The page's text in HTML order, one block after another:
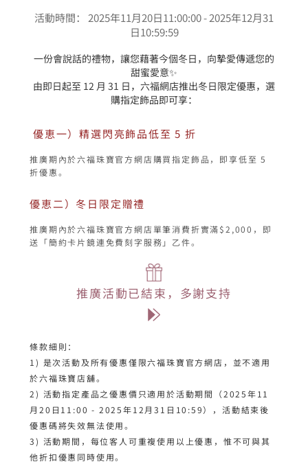
活動時間： 2025年11月20日11:00:00 - 2025年12月31
日10:59:59
一份會說話的禮物，讓您藉著今個冬日，向摯愛傳遞您的
甜蜜愛意✨
由即日起至 12 月 31 日，六福網店推出冬日限定優惠，選
優恵一）精選閃亮飾品低至 5 折
推廣期內於六福珠寶官方網店購買指定飾品，即享低至 5
折優惠。
優恵二）冬日限定贈禮
推廣期內於六福珠寶官方網店單筆消費折實滿$2,000，即
推廣活動已結束，多謝支持
條款細則：
1) 是次活動及所有優惠僅限六福珠寶官方網店，並不適用
於六福珠寶店舖。
2) 活動指定產品之優惠價只適用於活動期間（2025年11
月20日11:00 - 2025年12月31日10:59），活動結束後
優惠碼將失效無法使用。
3) 活動期間，每位客人可重複使用以上優惠，惟不可與其
他折扣優惠同時使用。